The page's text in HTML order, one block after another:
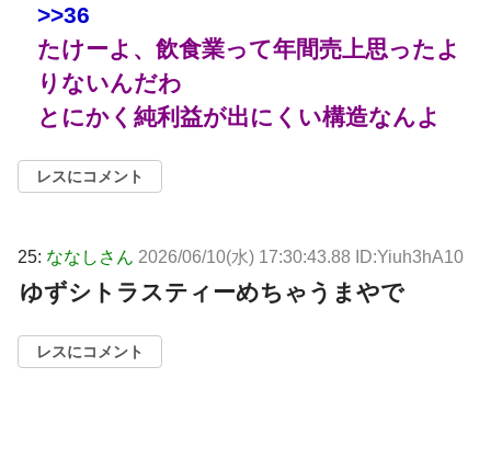
>>36
たけーよ、飲食業って年間売上思ったよ
りないんだわ
とにかく純利益が出にくい構造なんよ
レスにコメント
25: ななしさん 2026/06/10(水) 17:30:43.88 ID:Yiuh3hA10
ゆずシトラスティーめちゃうまやで
レスにコメント